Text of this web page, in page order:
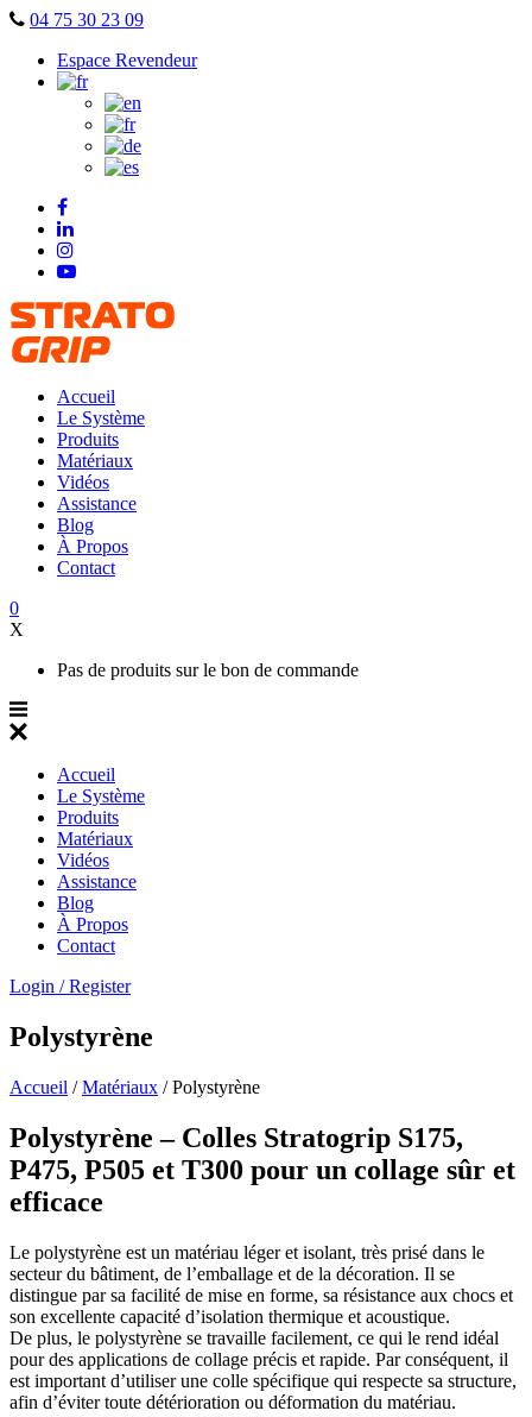
Skip
content
04 75 30 23 09
Espace Revendeur
Accueil
Le Système
Produits
Matériaux
Vidéos
Assistance
Blog
À Propos
Contact
0
X
Pas de produits sur le bon de commande
Accueil
Le Système
Produits
Matériaux
Vidéos
Assistance
Blog
À Propos
Contact
Login / Register
Polystyrène
Accueil /Matériaux /Polystyrène
Polystyrène – Colles Stratogrip S175,
P475, P505 et T300 pour un collage sûr et
efficace
Le polystyrène est un matériau léger et isolant, très prisé dans le
secteur du bâtiment, de l’emballage et de la décoration. Il se
distingue par sa facilité de mise en forme, sa résistance aux chocs et
son excellente capacité d’isolation thermique et acoustique.
De plus, le polystyrène se travaille facilement, ce qui le rend idéal
pour des applications de collage précis et rapide. Par conséquent, il
est important d’utiliser une colle spécifique qui respecte sa structure,
afin d’éviter toute détérioration ou déformation du matériau.